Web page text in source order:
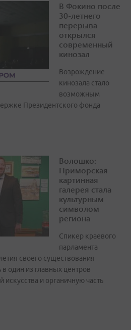
В Фокино после
30-летнего
перерыва
открылся
современный
кинозал
Возрождение
кинозала стало
возможным
Президентского фонда
Волошко:
Приморская
картинная
галерея стала
культурным
символом
региона
Спикер краевого
парламента
своего существования
один из главных центров
и органичную часть